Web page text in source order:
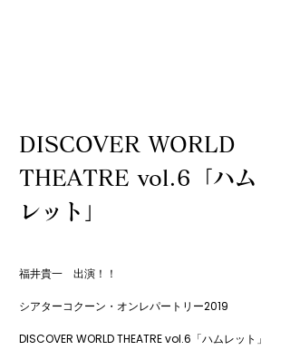
DISCOVER WORLD
THEATRE vol.6「ハム
レット」
福井貴一　出演！！
シアターコクーン・オンレパートリー2019
DISCOVER WORLD THEATRE vol.6「ハムレット」